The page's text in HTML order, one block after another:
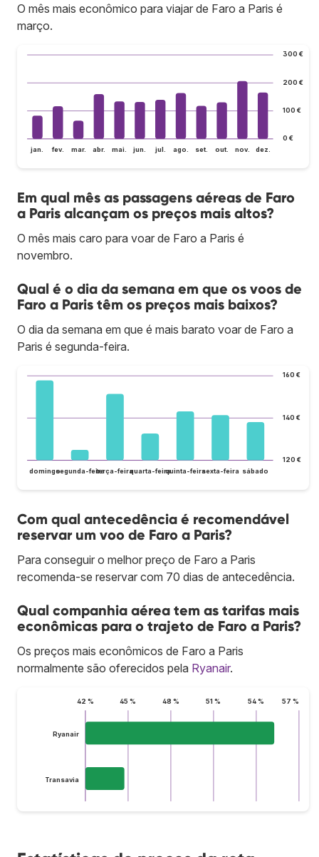
O mês mais econômico para viajar de Faro a Paris é
março.
0 €
100 €
200 €
300 €
jan. fev. mar. abr. mai. jun. jul. ago. set. out. nov. dez.
Em qual mês as passagens aéreas de Faro
a Paris alcançam os preços mais altos?
O mês mais caro para voar de Faro a Paris é
novembro.
Qual é o dia da semana em que os voos de
Faro a Paris têm os preços mais baixos?
O dia da semana em que é mais barato voar de Faro a
Paris é segunda-feira.
120 €
140 €
160 €
domingosegunda-feiraterça-feiraquarta-feiraquinta-feirasexta-feira sábado
Com qual antecedência é recomendável
reservar um voo de Faro a Paris?
Para conseguir o melhor preço de Faro a Paris
recomenda-se reservar com 70 dias de antecedência.
Qual companhia aérea tem as tarifas mais
econômicas para o trajeto de Faro a Paris?
Os preços mais econômicos de Faro a Paris
normalmente são oferecidos pela Ryanair.
42 % 45 % 48 % 51 % 54 % 57 %
Ryanair
Transavia